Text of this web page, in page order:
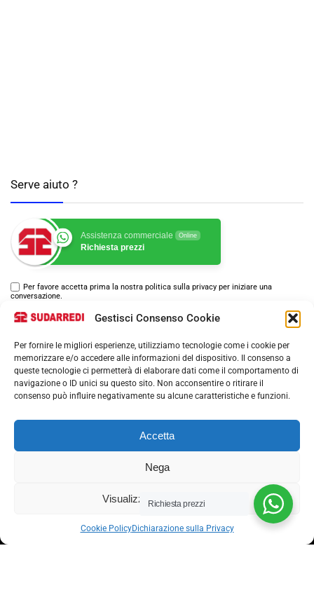
Gestisci Consenso Cookie
Per fornire le migliori esperienze, utilizziamo tecnologie come i cookie per
memorizzare e/o accedere alle informazioni del dispositivo. Il consenso a
queste tecnologie ci permetterà di elaborare dati come il comportamento di
navigazione o ID unici su questo sito. Non acconsentire o ritirare il
consenso può influire negativamente su alcune caratteristiche e funzioni.
Accetta
Nega
Visualizza le preferenze
Cookie PolicyDichiarazione sulla Privacy
Serve aiuto ?
Assistenza commerciale Online
Richiesta prezzi
Per favore accetta prima la nostra politica sulla privacy per iniziare una
conversazione.
Email: info@sudarredi.com
Richiesta prezzi